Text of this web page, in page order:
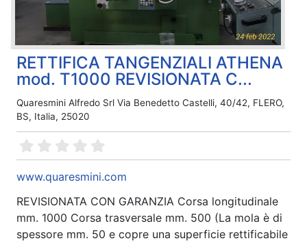
RETTIFICA TANGENZIALI ATHENA
mod. T1000 REVISIONATA C...
Quaresmini Alfredo Srl Via Benedetto Castelli, 40/42, FLERO,
BS, Italia, 25020
www.quaresmini.com
REVISIONATA CON GARANZIA Corsa longitudinale
mm. 1000 Corsa trasversale mm. 500 (La mola è di
spessore mm. 50 e copre una superficie rettificabile